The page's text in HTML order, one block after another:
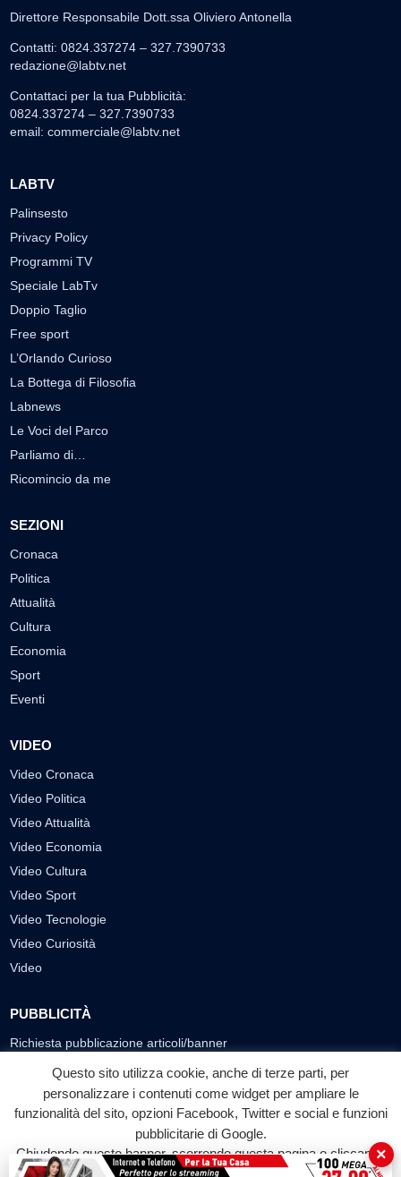
Direttore Responsabile Dott.ssa Oliviero Antonella
Contatti: 0824.337274 – 327.7390733
redazione@labtv.net
Contattaci per la tua Pubblicità:
0824.337274 – 327.7390733
email: commerciale@labtv.net
LABTV
Palinsesto
Privacy Policy
Programmi TV
Speciale LabTv
Doppio Taglio
Free sport
L’Orlando Curioso
La Bottega di Filosofia
Labnews
Le Voci del Parco
Parliamo di…
Ricomincio da me
SEZIONI
Cronaca
Politica
Attualità
Cultura
Economia
Sport
Eventi
VIDEO
Video Cronaca
Video Politica
Video Attualità
Video Economia
Video Cultura
Video Sport
Video Tecnologie
Video Curiosità
Video
PUBBLICITÀ
Richiesta pubblicazione articoli/banner
SEGUICI SUI SOCIAL
f
Facebook
◎ ▶
YouTube
Questo sito utilizza cookie, anche di terze parti, per
personalizzare i contenuti come widget per ampliare le
funzionalità del sito, opzioni Facebook, Twitter e social e funzioni
pubblicitarie di Google.
Chiudendo questo banner, scorrendo questa pagina o cliccando
su qualunque suo elemento acconsenti all'uso dei cookie.
×